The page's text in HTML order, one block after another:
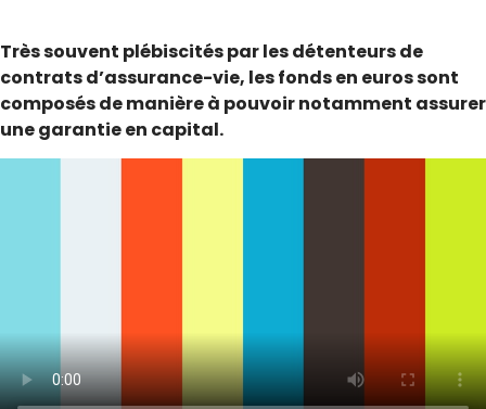
Très souvent plébiscités par les détenteurs de
contrats d’assurance-vie, les fonds en euros sont
composés de manière à pouvoir notamment assurer
une garantie en capital.